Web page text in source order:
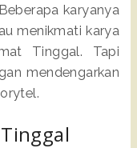
karyanya
menikmati karya
Tinggal. Tapi
mendengarkan